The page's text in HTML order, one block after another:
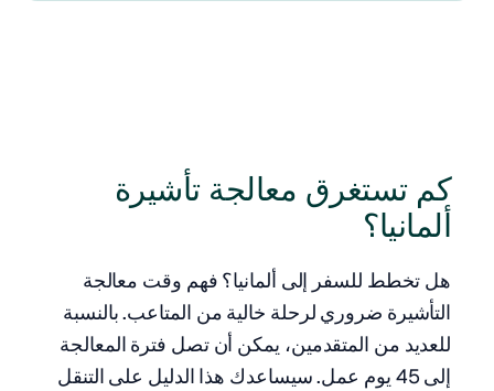
كم تستغرق معالجة تأشيرة
ألمانيا؟
هل تخطط للسفر إلى ألمانيا؟ فهم وقت معالجة
التأشيرة ضروري لرحلة خالية من المتاعب. بالنسبة
للعديد من المتقدمين، يمكن أن تصل فترة المعالجة
إلى 45 يوم عمل. سيساعدك هذا الدليل على التنقل